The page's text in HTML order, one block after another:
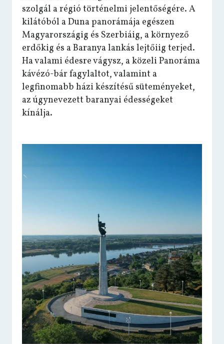
szolgál a régió történelmi jelentőségére. A
kilátóból a Duna panorámája egészen
Magyarországig és Szerbiáig, a környező
erdőkig és a Baranya lankás lejtőiig terjed.
Ha valami édesre vágysz, a közeli Panoráma
kávézó-bár fagylaltot, valamint a
legfinomabb házi készítésű süteményeket,
az úgynevezett baranyai édességeket
kínálja.